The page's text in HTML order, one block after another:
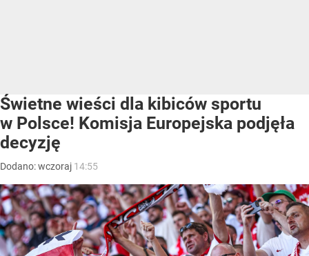
Świetne wieści dla kibiców sportu
w Polsce! Komisja Europejska podjęła
decyzję
Dodano:wczoraj 14:55